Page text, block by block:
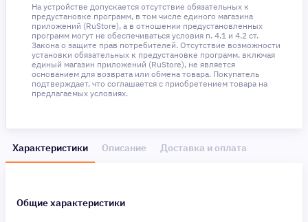
На устройстве допускается отсутствие обязательных к
предустановке программ, в том числе единого магазина
приложений (RuStore), а в отношении предустановленных
программ могут не обеспечиваться условия п. 4.1 и 4.2 ст.
Закона о защите прав потребителей. Отсутствие возможности
установки обязательных к предустановке программ, включая
единый магазин приложений (RuStore), не является
основанием для возврата или обмена товара. Покупатель
подтверждает, что соглашается с приобретением товара на
предлагаемых условиях.
Характеристики Описание Доставка и оплата
Общие характеристики